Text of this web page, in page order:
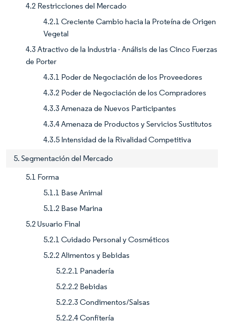
4.2 Restricciones del Mercado
4.2.1 Creciente Cambio hacia la Proteína de Origen
Vegetal
4.3 Atractivo de la Industria - Análisis de las Cinco Fuerzas
de Porter
4.3.1 Poder de Negociación de los Proveedores
4.3.2 Poder de Negociación de los Compradores
4.3.3 Amenaza de Nuevos Participantes
4.3.4 Amenaza de Productos y Servicios Sustitutos
4.3.5 Intensidad de la Rivalidad Competitiva
5. Segmentación del Mercado
5.1 Forma
5.1.1 Base Animal
5.1.2 Base Marina
5.2 Usuario Final
5.2.1 Cuidado Personal y Cosméticos
5.2.2 Alimentos y Bebidas
5.2.2.1 Panadería
5.2.2.2 Bebidas
5.2.2.3 Condimentos/Salsas
5.2.2.4 Confitería